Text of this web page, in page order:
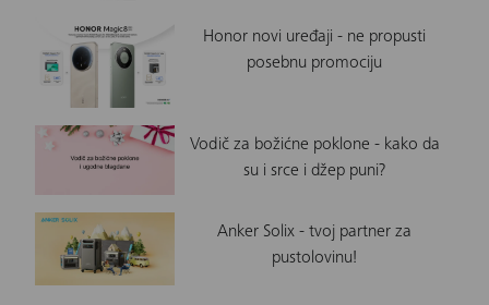
Honor novi uređaji - ne propusti
posebnu promociju
Vodič za božićne poklone - kako da
su i srce i džep puni?
Anker Solix - tvoj partner za
pustolovinu!